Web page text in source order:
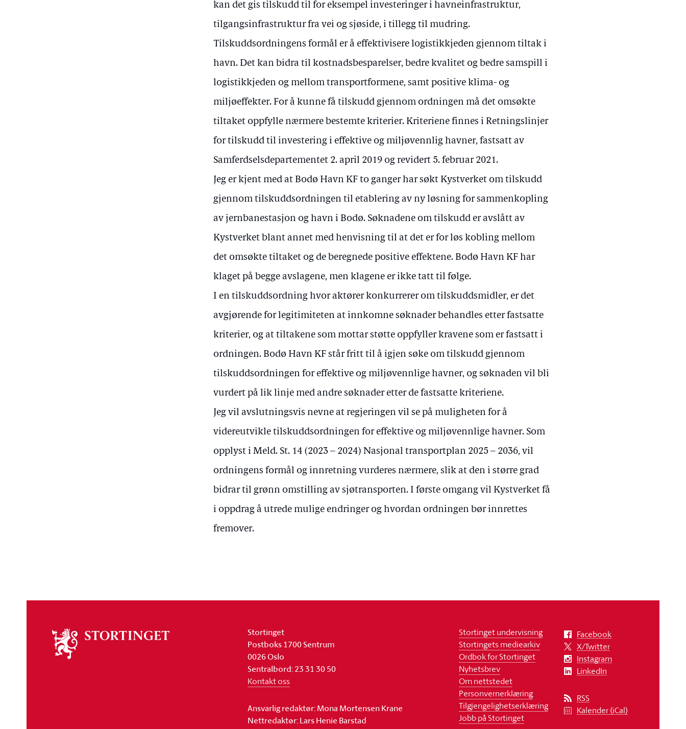
kan det gis tilskudd til for eksempel investeringer i havneinfrastruktur,
tilgangsinfrastruktur fra vei og sjøside, i tillegg til mudring.
Tilskuddsordningens formål er å effektivisere logistikkjeden gjennom tiltak i
havn. Det kan bidra til kostnadsbesparelser, bedre kvalitet og bedre samspill i
logistikkjeden og mellom transportformene, samt positive klima- og
miljøeffekter. For å kunne få tilskudd gjennom ordningen må det omsøkte
tiltaket oppfylle nærmere bestemte kriterier. Kriteriene finnes i Retningslinjer
for tilskudd til investering i effektive og miljøvennlig havner, fastsatt av
Samferdselsdepartementet 2. april 2019 og revidert 5. februar 2021.
Jeg er kjent med at Bodø Havn KF to ganger har søkt Kystverket om tilskudd
gjennom tilskuddsordningen til etablering av ny løsning for sammenkopling
av jernbanestasjon og havn i Bodø. Søknadene om tilskudd er avslått av
Kystverket blant annet med henvisning til at det er for løs kobling mellom
det omsøkte tiltaket og de beregnede positive effektene. Bodø Havn KF har
klaget på begge avslagene, men klagene er ikke tatt til følge.
I en tilskuddsordning hvor aktører konkurrerer om tilskuddsmidler, er det
avgjørende for legitimiteten at innkomne søknader behandles etter fastsatte
kriterier, og at tiltakene som mottar støtte oppfyller kravene som er fastsatt i
ordningen. Bodø Havn KF står fritt til å igjen søke om tilskudd gjennom
tilskuddsordningen for effektive og miljøvennlige havner, og søknaden vil bli
vurdert på lik linje med andre søknader etter de fastsatte kriteriene.
Jeg vil avslutningsvis nevne at regjeringen vil se på muligheten for å
videreutvikle tilskuddsordningen for effektive og miljøvennlige havner. Som
opplyst i Meld. St. 14 (2023 – 2024) Nasjonal transportplan 2025 – 2036, vil
ordningens formål og innretning vurderes nærmere, slik at den i større grad
bidrar til grønn omstilling av sjøtransporten. I første omgang vil Kystverket få
i oppdrag å utrede mulige endringer og hvordan ordningen bør innrettes
fremover.
stortinget
Stortinget
Postboks 1700 Sentrum
0026 Oslo
Sentralbord: 23 31 30 50
Kontakt oss
Ansvarlig redaktør: Mona Mortensen Krane
Nettredaktør: Lars Henie Barstad
Stortinget undervisning
Stortingets mediearkiv
Ordbok for Stortinget
Nyhetsbrev
Om nettstedet
Personvernerklæring
Tilgjengelighetserklæring
Jobb på Stortinget
Facebook
X/Twitter
Instagram
LinkedIn
RSS
Kalender (iCal)